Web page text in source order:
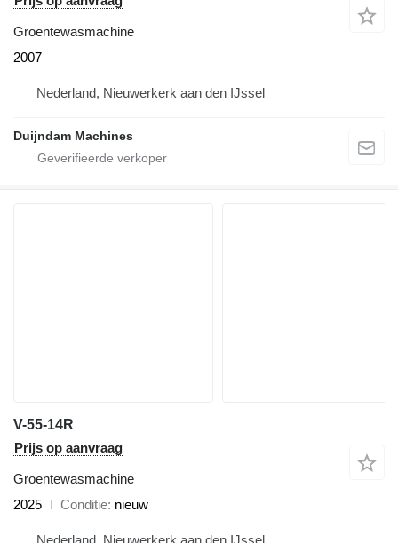
Groentewasmachine
2007
Nederland, Nieuwerkerk aan den IJssel
Duijndam Machines
V-55-14R
Prijs op aanvraag
Groentewasmachine
2025
Conditie nieuw
Nederland, Nieuwerkerk aan den IJssel